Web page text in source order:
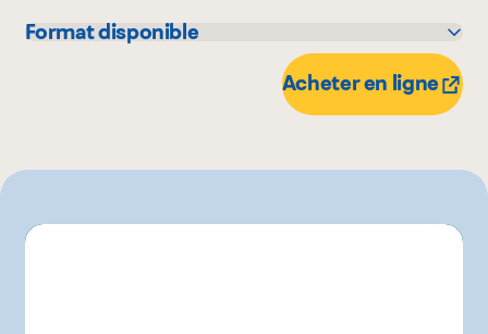
Format disponible
Acheter en ligne